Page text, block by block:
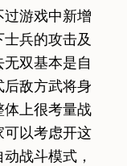
游戏中新增
兵的攻击及
双基本是自
敌方武将身
体上很考量战
可以考虑开这
战斗模式，